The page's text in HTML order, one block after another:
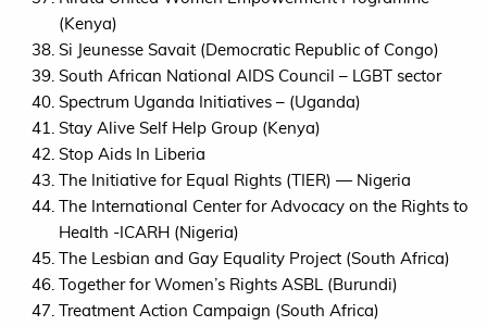
(Kenya)
Si Jeunesse Savait (Democratic Republic of Congo)
South African National AIDS Council – LGBT sector
Spectrum Uganda Initiatives – (Uganda)
Stay Alive Self Help Group (Kenya)
Stop Aids In Liberia
The Initiative for Equal Rights (TIER) — Nigeria
The International Center for Advocacy on the Rights to
Health -ICARH (Nigeria)
The Lesbian and Gay Equality Project (South Africa)
Together for Women’s Rights ASBL (Burundi)
Treatment Action Campaign (South Africa)